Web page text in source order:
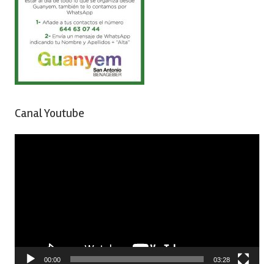
Canal Youtube
00:00 03:28